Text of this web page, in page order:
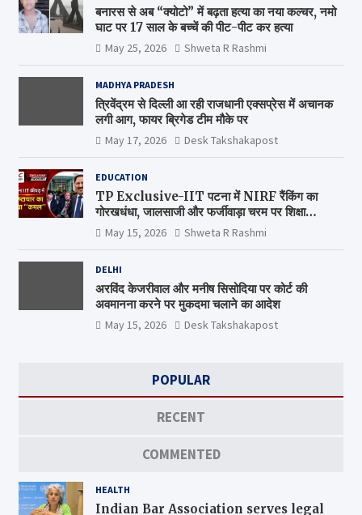
बनारस से अब “क्योटो” में बढ़ता हत्या का नया कल्चर, नमो
घाट पर 17 साल के बच्चें की पीट-पीट कर हत्या
May 25, 2026 Shweta R Rashmi
MADHYA PRADESH
त्रिवेंद्रम से दिल्ली आ रही राजधानी एक्सप्रेस में अचानक
लगी आग, फायर ब्रिगेड टीम मौके पर
May 17, 2026 Desk Takshakapost
EDUCATION
TP Exclusive-IIT पटना में NIRF रैंकिंग का
गोरखधंधा, जालसाजी और फर्जीवाड़ा चरम पर शिक्षा
मंत्रालय कब जागेगा ?
May 15, 2026 Shweta R Rashmi
DELHI
अरविंद केजरीवाल और मनीष सिसोदिया पर कोर्ट की
अवमानना करने पर मुकदमा चलाने का आदेश
May 15, 2026 Desk Takshakapost
POPULAR
RECENT
COMMENTED
HEALTH
Indian Bar Association serves legal